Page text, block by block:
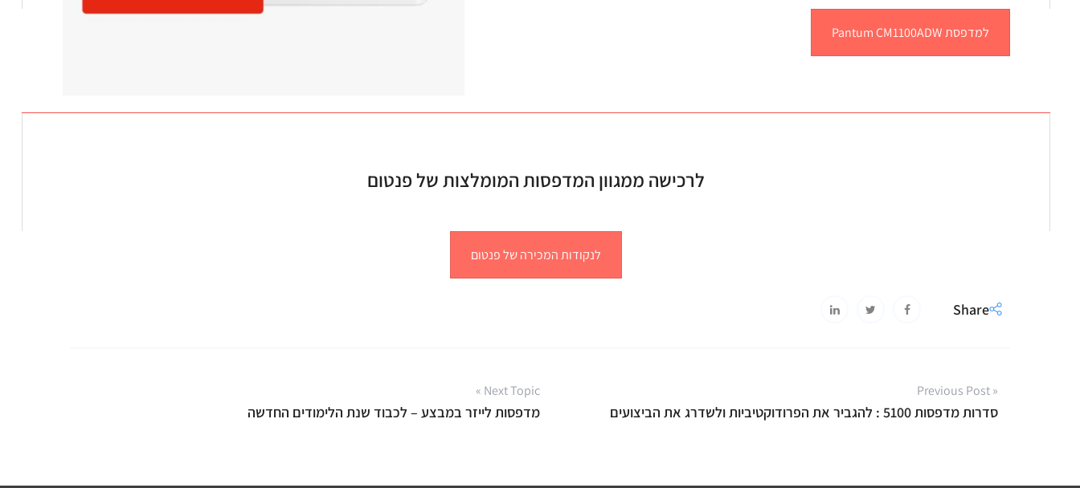
למדפסת Pantum CM1100ADW
לרכישה ממגוון המדפסות המומלצות של פנטום
לנקודות המכירה של פנטום
Share
« Previous Post
סדרות מדפסות 5100 : להגביר את הפרודוקטיביות ולשדרג את הביצועים
Next Topic »
מדפסות לייזר במבצע – לכבוד שנת הלימודים החדשה